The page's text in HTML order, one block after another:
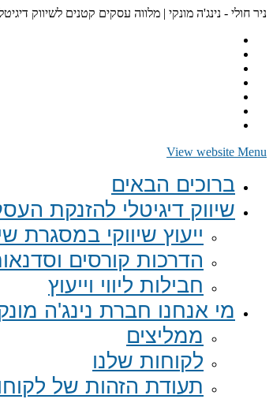
ניר חולי - נינג'ה מונקי | מלווה עסקים קטנים לשיווק
View website Menu
ברוכים הבאים
שיווק דיגיטלי להזנקת
ייעוץ שיווקי
הדרכות קורסים
חבילות ליווי וייעוץ
מי אנחנו חברת נינג'ה
ממליצים
לקוחות שלנו
תעודת הזהות של